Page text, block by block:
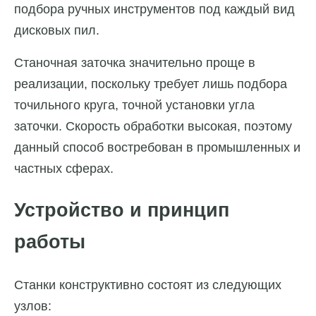
подбора ручных инструментов под каждый вид
дисковых пил.
Станочная заточка значительно проще в
реализации, поскольку требует лишь подбора
точильного круга, точной установки угла
заточки. Скорость обработки высокая, поэтому
данный способ востребован в промышленных и
частных сферах.
Устройство и принцип
работы
Станки конструктивно состоят из следующих
узлов: